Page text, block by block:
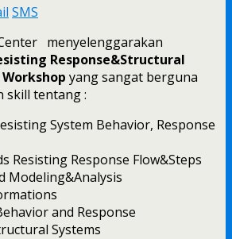
SMS
menyelenggarakan
Response&Structural
yang sangat berguna
skill tentang :
System Behavior, Response
Resisting Response Flow&Steps
Modeling&Analysis
and Response
Systems